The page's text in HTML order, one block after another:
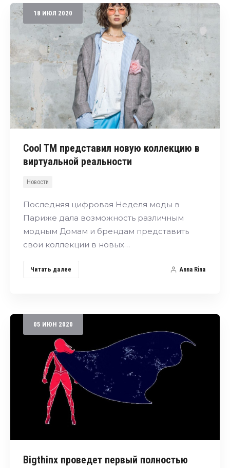
18 ИЮЛ 2020
Cool TM представил новую коллекцию в
виртуальной реальности
Новости
Последняя цифровая Неделя моды в
Париже дала возможность различным
модным Домам и брендам представить
свои коллекции в новых…
Читать далее Anna Rina
05 ИЮН 2020
Bigthinx проведет первый полностью